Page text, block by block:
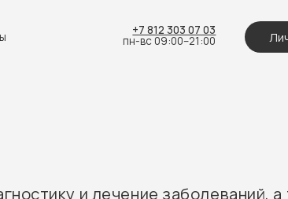
пн-вс 09:00–21:00 Личный кабинет
заболеваний, а также